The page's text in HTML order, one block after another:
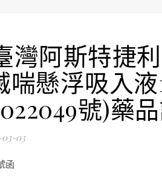
灣阿斯特捷
懸浮吸入
號)藥
03-03
函